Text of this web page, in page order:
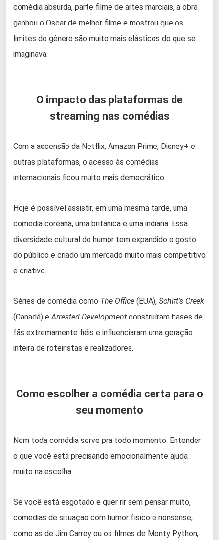
comédia absurda, parte filme de artes marciais, a obra
ganhou o Oscar de melhor filme e mostrou que os
limites do gênero são muito mais elásticos do que se
imaginava.
O impacto das plataformas de
streaming nas comédias
Com a ascensão da Netflix, Amazon Prime, Disney+ e
outras plataformas, o acesso às comédias
internacionais ficou muito mais democrático.
Hoje é possível assistir, em uma mesma tarde, uma
comédia coreana, uma britânica e uma indiana. Essa
diversidade cultural do humor tem expandido o gosto
do público e criado um mercado muito mais competitivo
e criativo.
Séries de comédia como The Office (EUA), Schitt’s Creek
(Canadá) eArrested Development construíram bases de
fãs extremamente fiéis e influenciaram uma geração
inteira de roteiristas e realizadores.
Como escolher a comédia certa para o
seu momento
Nem toda comédia serve pra todo momento. Entender
o que você está precisando emocionalmente ajuda
muito na escolha.
Se você está esgotado e quer rir sem pensar muito,
comédias de situação com humor físico e nonsense,
como as de Jim Carrey ou os filmes de Monty Python,